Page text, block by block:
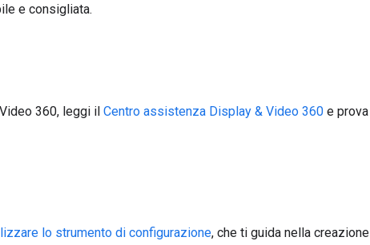
e consigliata.
360, leggi il Centro assistenza Display & Video 360 e prova
lo strumento di configurazione, che ti guida nella creazione